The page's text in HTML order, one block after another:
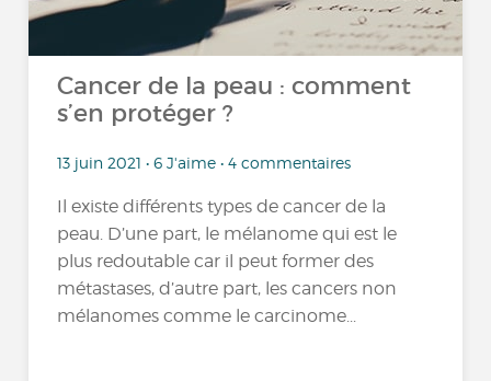
Cancer de la peau : comment
s’en protéger ?
13 juin 2021 • 6 J'aime • 4 commentaires
Il existe différents types de cancer de la
peau. D’une part, le mélanome qui est le
plus redoutable car il peut former des
métastases, d’autre part, les cancers non
mélanomes comme le carcinome...